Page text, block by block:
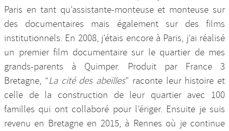
Paris en tant qu’assistante-monteuse et monteuse sur
des documentaires mais également sur des films
institutionnels. En 2008, j’étais encore à Paris, j’ai réalisé
un premier film documentaire sur le quartier de mes
grands-parents à Quimper. Produit par France 3
Bretagne, “La cité des abeilles” raconte leur histoire et
celle de la construction de leur quartier avec 100
familles qui ont collaboré pour l’ériger. Ensuite je suis
revenu en Bretagne en 2015, à Rennes où je continue